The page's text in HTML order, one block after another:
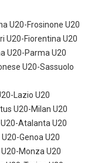
U20-Frosinone U20
U20-Fiorentina U20
U20-Parma U20
U20-Sassuolo
Lazio U20
U20-Milan U20
Atalanta U20
Genoa U20
Monza U20